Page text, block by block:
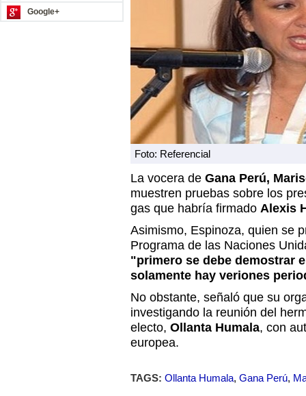
Google+
Foto: Referencial
La vocera de Gana Perú,
muestren pruebas sobre los
gas que habría firmado Alexis
Asimismo, Espinoza, quien se
Programa de las Naciones
"primero se debe demostrar
solamente hay veriones
No obstante, señaló que su
investigando la reunión del
electo, Ollanta Humala, con
europea.
TAGS: Ollanta Humala, Gana Perú,